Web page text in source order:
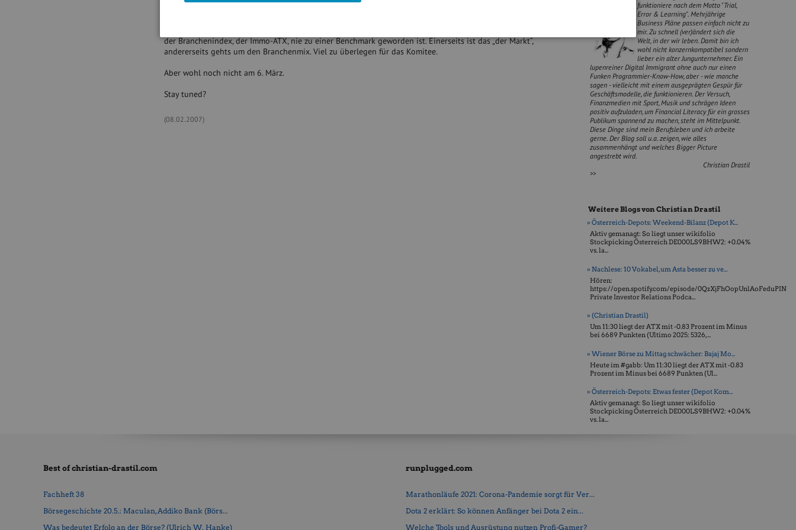
der Branchenindex, der Immo-ATX, nie zu einer Benchmark geworden ist. Einerseits ist das „der Markt“,
andererseits gehts um den Branchenmix. Viel zu überlegen für das Komitee.
Aber wohl noch nicht am 6. März.
Stay tuned?
(08.02.2007)
funktioniere nach dem Motto "Trial,
Error & Learning". Mehrjährige
Business Pläne passen einfach nicht zu
mir. Zu schnell (ver)ändert sich die
Welt, in der wir leben. Damit bin ich
wohl nicht konzernkompatibel sondern
lieber ein alter Jungunternehmer. Ein
lupenreiner Digital Immigrant ohne auch nur einen
Funken Programmier-Know-How, aber - wie manche
sagen - vielleicht mit einem ausgeprägten Gespür für
Geschäftsmodelle, die funktionieren. Der Versuch,
Finanzmedien mit Sport, Musik und schrägen Ideen
positiv aufzuladen, um Financial Literacy für ein grosses
Publikum spannend zu machen, steht im Mittelpunkt.
Diese Dinge sind mein Berufsleben und ich arbeite
gerne. Der Blog soll u.a. zeigen, wie alles
zusammenhängt und welches Bigger Picture
angestrebt wird.
Christian Drastil
>>
Weitere Blogs von Christian Drastil
» Österreich-Depots: Weekend-Bilanz (Depot K...
Aktiv gemanagt: So liegt unser wikifolio
Stockpicking Öster­reich DE000LS9BHW2: +0.04%
vs. la...
» Nachlese: 10 Vokabel, um Asta besser zu ve...
Hören:
https://open.spotify.com/episode/0QzXjFhOopUnlAoFeduPIN
Private Investor Relations Podca...
» (Christian Drastil)
Um 11:30 liegt der ATX mit -0.83 Prozent im Minus
bei 6689 Punkten (Ultimo 2025: 5326, ...
» Wiener Börse zu Mittag schwächer: Bajaj Mo...
Heute im #gabb: Um 11:30 liegt der ATX mit -0.83
Prozent im Minus bei 6689 Punkten (Ul...
» Österreich-Depots: Etwas fester (Depot Kom...
Aktiv gemanagt: So liegt unser wikifolio
Stockpicking Öster­reich DE000LS9BHW2: +0.04%
vs. la...
Best of christian-drastil.com
Fachheft 38
Börsegeschichte 20.5.: Maculan, Addiko Bank (Börs...
Was bedeutet Erfolg an der Börse? (Ulrich W. Hanke)
runplugged.com
Marathonläufe 2021: Corona-Pandemie sorgt für Ver...
Dota 2 erklärt: So können Anfänger bei Dota 2 ein...
Welche Tools und Ausrüstung nutzen Profi-Gamer?